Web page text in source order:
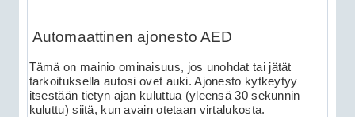
Automaattinen ajonesto AED
Tämä on mainio ominaisuus, jos unohdat tai jätät
tarkoituksella autosi ovet auki. Ajonesto kytkeytyy
itsestään tietyn ajan kuluttua (yleensä 30 sekunnin
kuluttu) siitä, kun avain otetaan virtalukosta.